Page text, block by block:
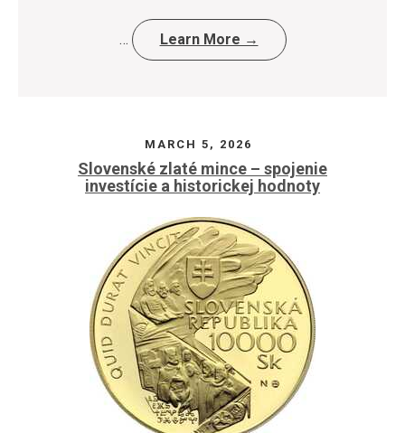
… Learn More →
MARCH 5, 2026
Slovenské zlaté mince – spojenie
investície a historickej hodnoty